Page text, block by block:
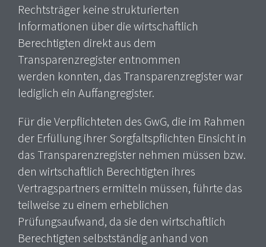
Rechtsträger keine strukturierten
Informationen über die wirtschaftlich
Berechtigten direkt aus dem
Transparenzregister entnommen
werden konnten, das Transparenzregister war
lediglich ein Auffangregister.
Für die Verpflichteten des GwG, die im Rahmen
der Erfüllung ihrer Sorgfaltspflichten Einsicht in
das Transparenzregister nehmen müssen bzw.
den wirtschaftlich Berechtigten ihres
Vertragspartners ermitteln müssen, führte das
teilweise zu einem erheblichen
Prüfungsaufwand, da sie den wirtschaftlich
Berechtigten selbstständig anhand von